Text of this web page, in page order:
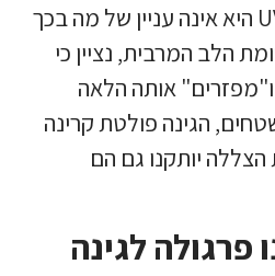
בשל העובדה כי קרינת UV היא אינה עניין של מה בכך
הלב המרבית, נציין כי
אותה הלאה
הגינה פולטת קרינה
הצללה יותקנו גם הם
פרגולה לגינה